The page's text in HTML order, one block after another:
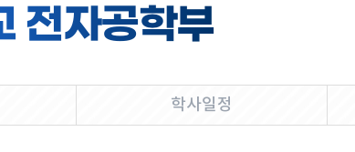
전자공학부
학사일정